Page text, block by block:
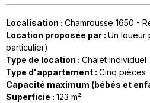
Localisation : Chamrousse 1650 -
Location proposée par : Un loueur
particulier)
Type de location : Chalet individuel
Type d'appartement : Cinq pièces
Capacité maximum (bébés et
Superficie : 123 m²